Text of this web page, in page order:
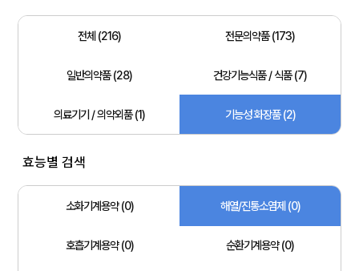
전체 (216) 전문의약품 (173)
일반의약품 (28) 건강기능식품 / 식품 (7)
의료기기 / 의약외품 (1) 기능성 화장품 (2)
효능별 검색
소화기계용약 (0) 해열/진통소염제 (0)
호흡기계용약 (0) 순환기계용약 (0)